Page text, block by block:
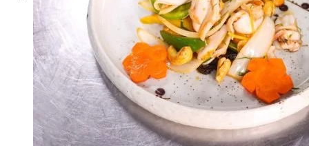
Bếp Trưởng Điều Hành
Nghiệp Vụ Bếp Trưởng
Nghiệp Vụ Bếp Quốc Tế
Nghiệp Vụ Bếp Trưởng Bếp Việt
Nghiệp Vụ Bếp Trưởng Bếp Âu
Nghiệp Vụ Bếp Trưởng Bếp Á
Nghiệp Vụ Bếp Trưởng Bếp Nhật
Nghiệp Vụ Bếp Trưởng Bếp Hoa
Nghiệp Vụ Bếp Hàn
Nghiệp Vụ Bếp Thái
Nghiệp Vụ Bếp Chay